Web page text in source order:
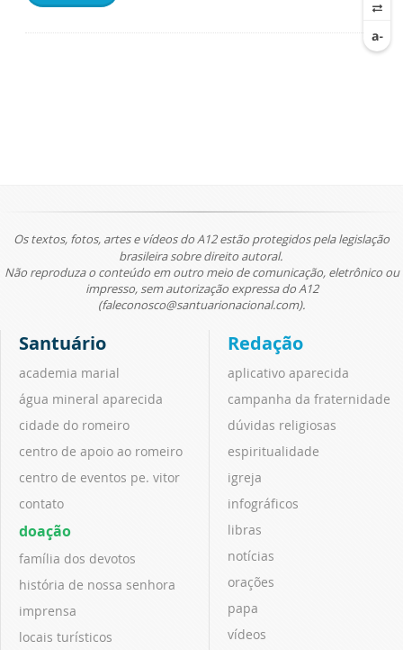
Os textos, fotos, artes e vídeos do A12 estão protegidos pela legislação
brasileira sobre direito autoral.
Não reproduza o conteúdo em outro meio de comunicação, eletrônico ou
impresso, sem autorização expressa do A12
(faleconosco@santuarionacional.com).
Santuário
academia marial
água mineral aparecida
cidade do romeiro
centro de apoio ao romeiro
centro de eventos pe. vitor
contato
doação
família dos devotos
história de nossa senhora
imprensa
locais turísticos
Redação
aplicativo aparecida
campanha da fraternidade
dúvidas religiosas
espiritualidade
igreja
infográficos
libras
notícias
orações
papa
vídeos